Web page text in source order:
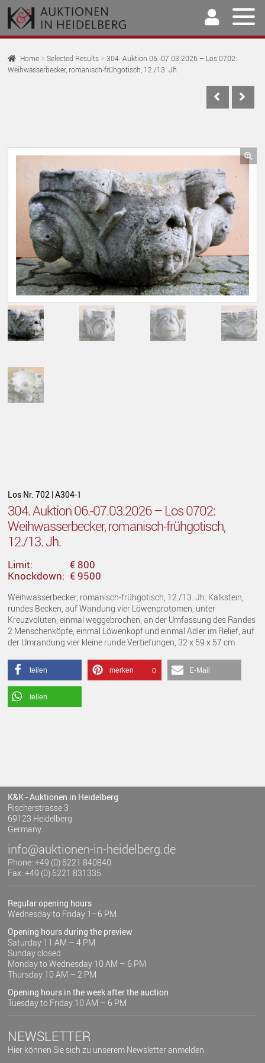
Skip
to
navigation
Skip
to
content
Home
Contact
Home Selected Results
304. Auktion 06.-07.03.2026 – Los 0702:
Weihwasserbecker, romanisch-frühgotisch, 12./13. Jh.
🔍
Los Nr. 702 | A304-1
304. Auktion 06.-07.03.2026 – Los 0702:
Weihwasserbecker, romanisch-frühgotisch,
12./13. Jh.
Limit:
€ 800
Knockdown: € 9500
Weihwasserbecker, romanisch-frühgotisch, 12./13. Jh. Kalkstein,
rundes Becken, auf Wandung vier Löwenprotomen, unter
Kreuzvoluten, einmal weggebrochen, an der Umfassung des Randes
2 Menschenköpfe, einmal Löwenkopf und einmal Adler im Relief, auf
der Umrandung vier kleine runde Vertiefungen, 32 x 59 x 57 cm
teilen merken 0 E-Mail
teilen
K&K - Auktionen in Heidelberg
Rischerstrasse 3
69123 Heidelberg
Germany
info@auktionen-in-heidelberg.de
Phone: +49 (0) 6221 840840
Fax: +49 (0) 6221 831335
Regular opening hours
Wednesday to Friday 1–6 PM
Opening hours during the preview
Saturday 11 AM – 4 PM
Sunday closed
Monday to Wednesday 10 AM – 6 PM
Thursday 10 AM – 2 PM
Opening hours in the week after the auction
Tuesday to Friday 10 AM – 6 PM
NEWSLETTER
Hier können Sie sich zu unserem Newsletter anmelden.